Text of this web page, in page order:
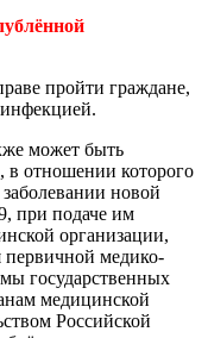
пройти граждане,
может быть
в отношении которого
новой
при подаче им
организации,
первичной медико-
государственных
медицинской
Российской